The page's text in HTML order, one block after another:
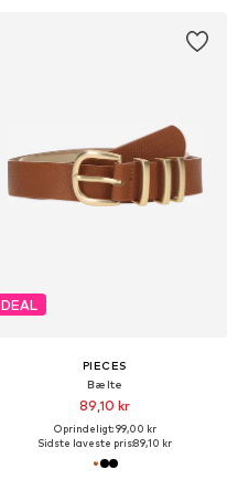
DEAL
PIECES
Bælte
89,10 kr
Oprindeligt: 99,00 kr
Sidste laveste pris:89,10 kr